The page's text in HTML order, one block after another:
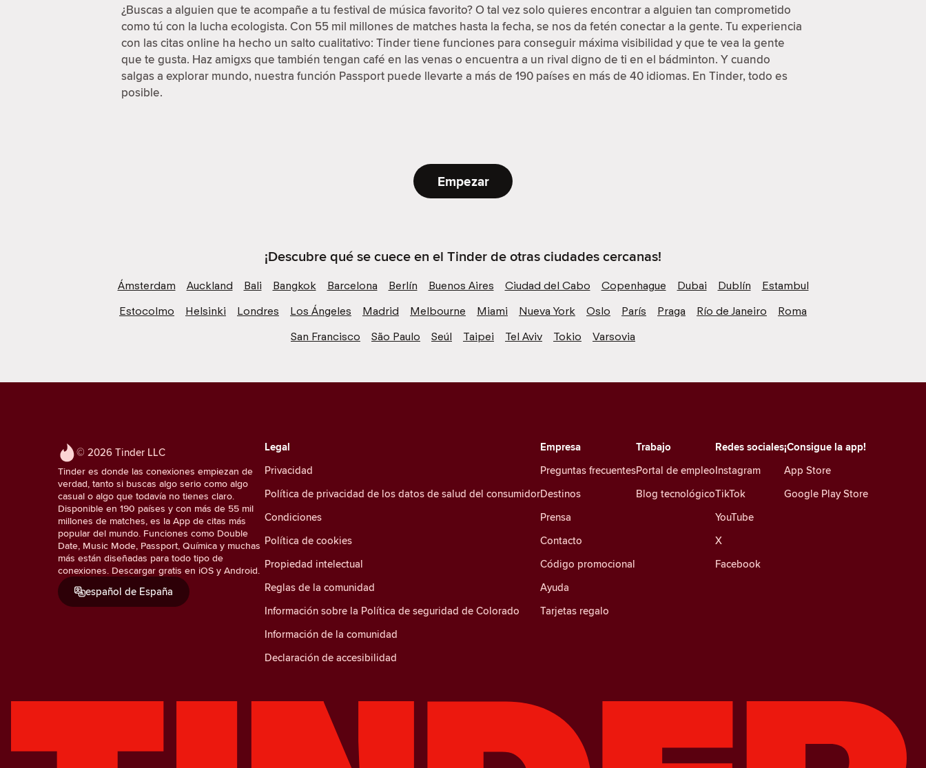
¿Buscas a alguien que te acompañe a tu festival de música favorito? O tal vez solo quieres encontrar a alguien tan comprometido
como tú con la lucha ecologista. Con 55 mil millones de matches hasta la fecha, se nos da fetén conectar a la gente. Tu experiencia
con las citas online ha hecho un salto cualitativo: Tinder tiene funciones para conseguir máxima visibilidad y que te vea la gente
que te gusta. Haz amigxs que también tengan café en las venas o encuentra a un rival digno de ti en el bádminton. Y cuando
salgas a explorar mundo, nuestra función Passport puede llevarte a más de 190 países en más de 40 idiomas. En Tinder, todo es
posible.
Empezar
¡Descubre qué se cuece en el Tinder de otras ciudades cercanas!
Ámsterdam Auckland Bali Bangkok Barcelona Berlín Buenos Aires Ciudad del Cabo Copenhague Dubai Dublín
Estambul
Estocolmo
Helsinki Londres Los Ángeles Madrid Melbourne Miami Nueva York Oslo París Praga Río de Janeiro
Roma
San Francisco
São Paulo Seúl Taipei Tel Aviv Tokio Varsovia
© 2026 Tinder LLC
Tinder es donde las conexiones empiezan de
verdad, tanto si buscas algo serio como algo
casual o algo que todavía no tienes claro.
Disponible en 190 países y con más de 55 mil
millones de matches, es la App de citas más
popular del mundo. Funciones como Double
Date, Music Mode, Passport, Química y muchas
más están diseñadas para todo tipo de
conexiones. Descargar gratis en iOS y Android.
español de España
Redes sociales
Instagram
TikTok
YouTube
X
Facebook
Legal
Privacidad
Política de privacidad de los datos de salud del consumidor
Condiciones
Política de cookies
Propiedad intelectual
Reglas de la comunidad
Información sobre la Política de seguridad de Colorado
Información de la comunidad
Declaración de accesibilidad
Trabajo
Portal de empleo
Blog tecnológico
Empresa
Preguntas frecuentes
Destinos
Prensa
Contacto
Código promocional
Ayuda
Tarjetas regalo
¡Consigue la app!
App Store
Google Play Store